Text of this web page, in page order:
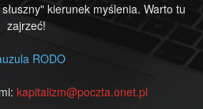
kierunek myślenia. Warto tu
zajrzeć!
RODO
kapitalizm@poczta.onet.pl